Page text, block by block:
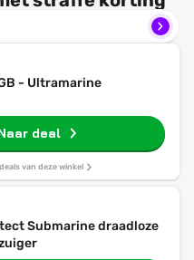
- Ultramarine
deal
van deze winkel
Submarine draadloze